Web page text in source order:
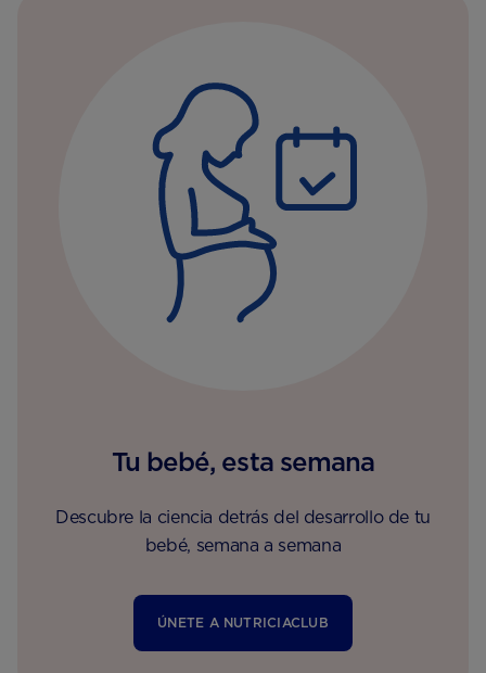
Tu bebé, esta semana
Descubre la ciencia detrás del desarrollo de tu
bebé, semana a semana
ÚNETE A NUTRICIACLUB